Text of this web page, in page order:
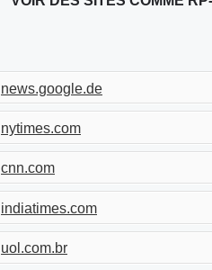
news.google.de
nytimes.com
cnn.com
indiatimes.com
uol.com.br